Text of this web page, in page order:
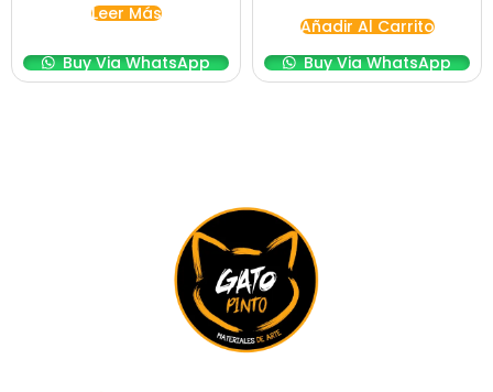
Leer Más
Buy Via WhatsApp
Añadir Al Carrito
Buy Via WhatsApp